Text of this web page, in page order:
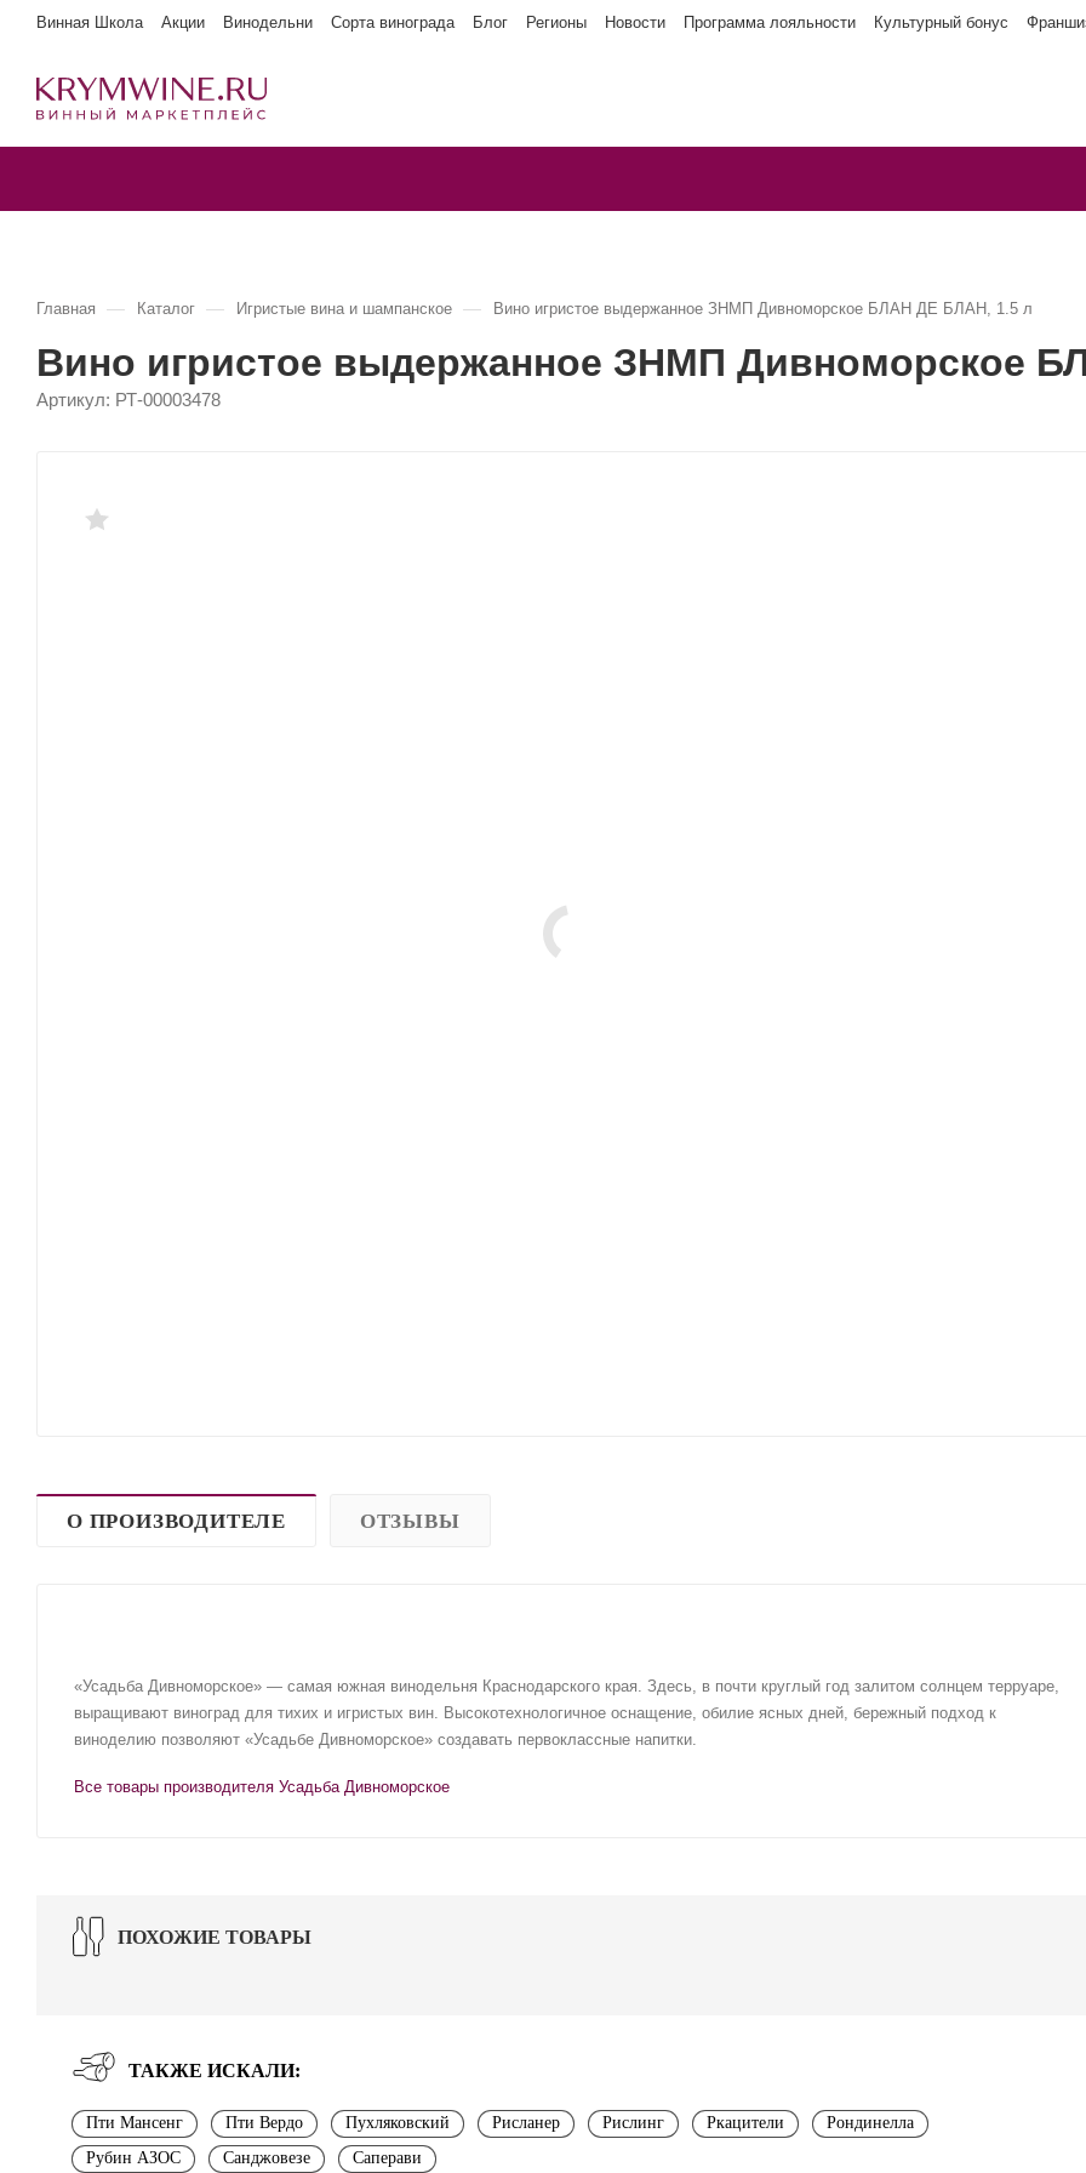
Винная Школа Акции Винодельни Сорта винограда Блог Регионы Новости Программа лояльности Культурный бонус
Главная — Каталог — Игристые вина и шампанское — Вино игристое выдержанное ЗНМП Дивноморское БЛАН ДЕ БЛАН, 1.5 л
Вино игристое выдержанное ЗНМП Дивноморское
Артикул: РТ-00003478
О ПРОИЗВОДИТЕЛЕ ОТЗЫВЫ
«Усадьба Дивноморское» — самая южная винодельня Краснодарского края. Здесь, в почти круглый год залитом солнцем терруаре,
выращивают виноград для тихих и игристых вин. Высокотехнологичное оснащение, обилие ясных дней, бережный подход к
виноделию позволяют «Усадьбе Дивноморское» создавать первоклассные напитки.
Все товары производителя Усадьба Дивноморское
ПОХОЖИЕ ТОВАРЫ
ТАКЖЕ ИСКАЛИ:
Пти Мансенг Пти Вердо Пухляковский Рисланер Рислинг Ркацители
Рондинелла
Рубин АЗОС
Санджовезе Саперави